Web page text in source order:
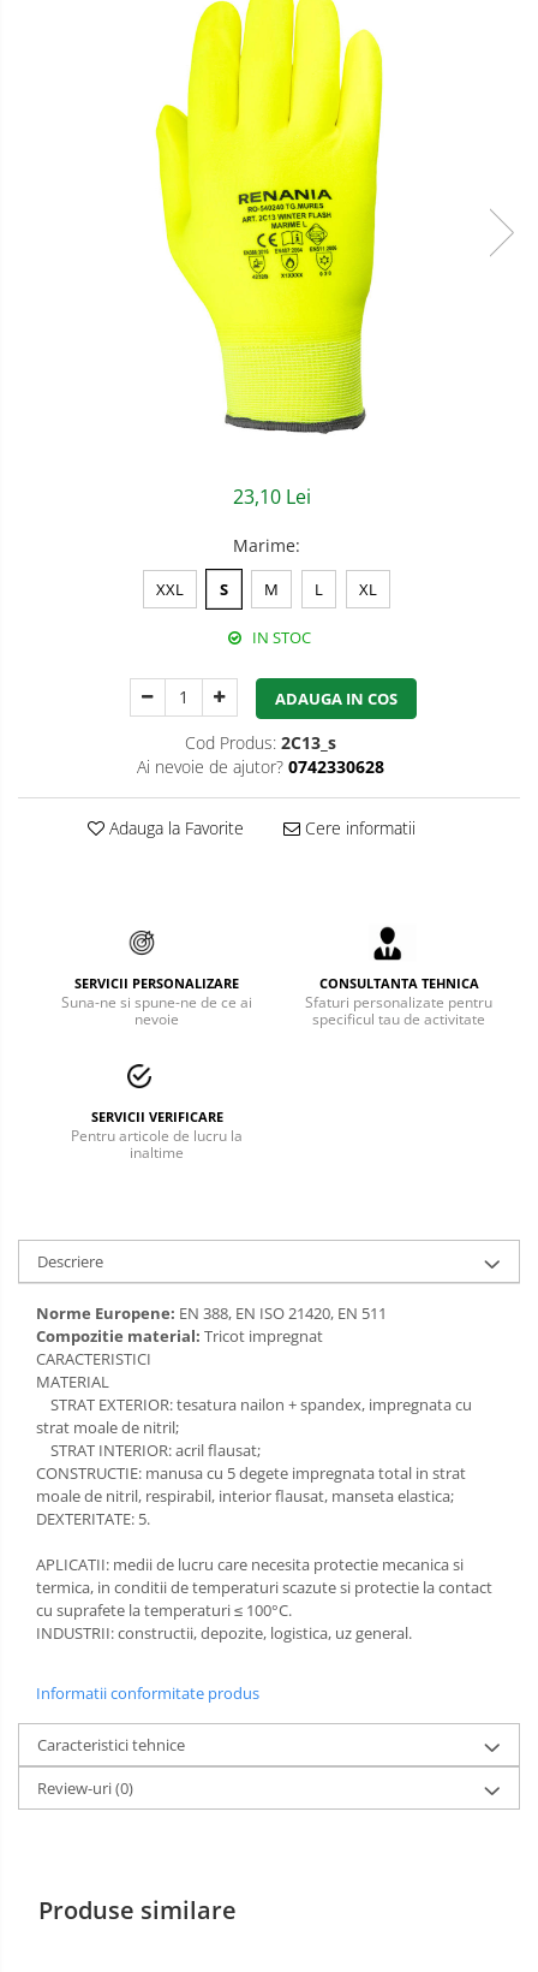
Jachete/Bluze Salopeta
Pantaloni de lucru
Pelerine de ploaie
Mijloace de legatura
Puncte de ancorare
Sisteme de acces in canale
Sandale de protectie
Bocanci de protectie
Cizme de protectie
Incaltaminte alba de protectie
Incaltaminte ESD
Protectie chimica
Manecute
Manusi fibre speciale
Manusi fibre speciale impregnate
Manusi latex
Manusi neopren
Manusi nitril
Manusi piele
Manusi textil
Manusi tricot impregnat
Manusi zale
Semnalizare rutiera
23,10 Lei
Marime:
XXL S M L XL
IN STOC
ADAUGA IN COS
Cod Produs: 2C13_s
Ai nevoie de ajutor? 0742330628
Adauga la Favorite Cere informatii
SERVICII PERSONALIZARE
Suna-ne si spune-ne de ce ai
nevoie
CONSULTANTA TEHNICA
Sfaturi personalizate pentru
specificul tau de activitate
SERVICII VERIFICARE
Pentru articole de lucru la
inaltime
Descriere
Norme Europene: EN 388, EN ISO 21420, EN 511
Compozitie material: Tricot impregnat
CARACTERISTICI
MATERIAL
STRAT EXTERIOR: tesatura nailon + spandex, impregnata cu
strat moale de nitril;
STRAT INTERIOR: acril flausat;
CONSTRUCTIE: manusa cu 5 degete impregnata total in strat
moale de nitril, respirabil, interior flausat, manseta elastica;
DEXTERITATE: 5.
APLICATII: medii de lucru care necesita protectie mecanica si
termica, in conditii de temperaturi scazute si protectie la contact
cu suprafete la temperaturi ≤ 100°C.
INDUSTRII: constructii, depozite, logistica, uz general.
Informatii conformitate produs
Caracteristici tehnice
Review-uri(0)
Produse similare